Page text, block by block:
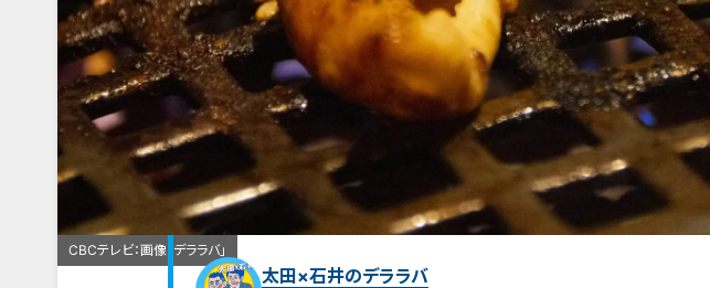
CBCテレビ：画像「デララバ」
太田×石井のデララバ